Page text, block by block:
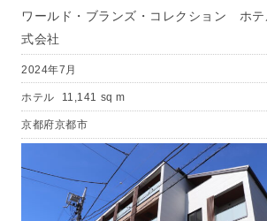
ワールド・ブランズ・コレクション ホ
式会社
2024年7月
ホテル 11,141 sq m
京都府京都市